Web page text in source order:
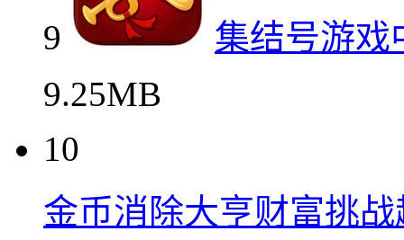
9
集结号游戏
9.25MB
10
金币消除大亨财富挑